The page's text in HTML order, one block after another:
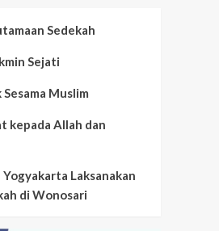
Sedekah
Sejati
Muslim
kepada Allah dan
Yogyakarta Laksanakan
di Wonosari